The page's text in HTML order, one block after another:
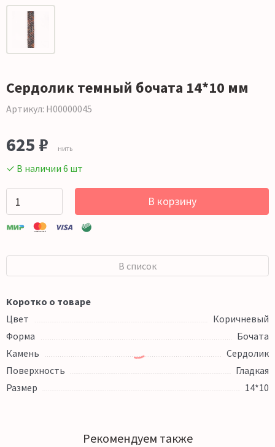
Сердолик темный бочата 14*10 мм
Артикул: Н00000045
625 ₽ нить
✓ В наличии 6 шт
В корзину
В список
Коротко о товаре
Цвет
Коричневый
Форма
Бочата
Камень
Сердолик
Поверхность
Гладкая
Размер
14*10
Рекомендуем также